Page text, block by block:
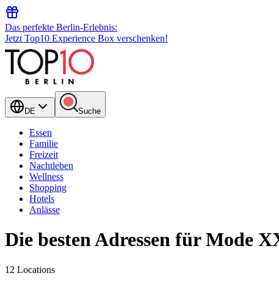
Das perfekte Berlin-Erlebnis:
Jetzt Top10 Experience Box verschenken!
DE Suche
Essen
Familie
Freizeit
Nachtleben
Wellness
Shopping
Hotels
Anlässe
Die besten Adressen für Mode
12 Locations